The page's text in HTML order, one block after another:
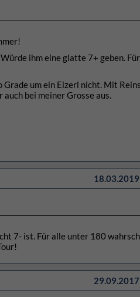
ihm eine glatte 7+ geben.
um ein Eizerl nicht. Mit
bei meiner Grosse aus.
7- ist. Für alle unter 180